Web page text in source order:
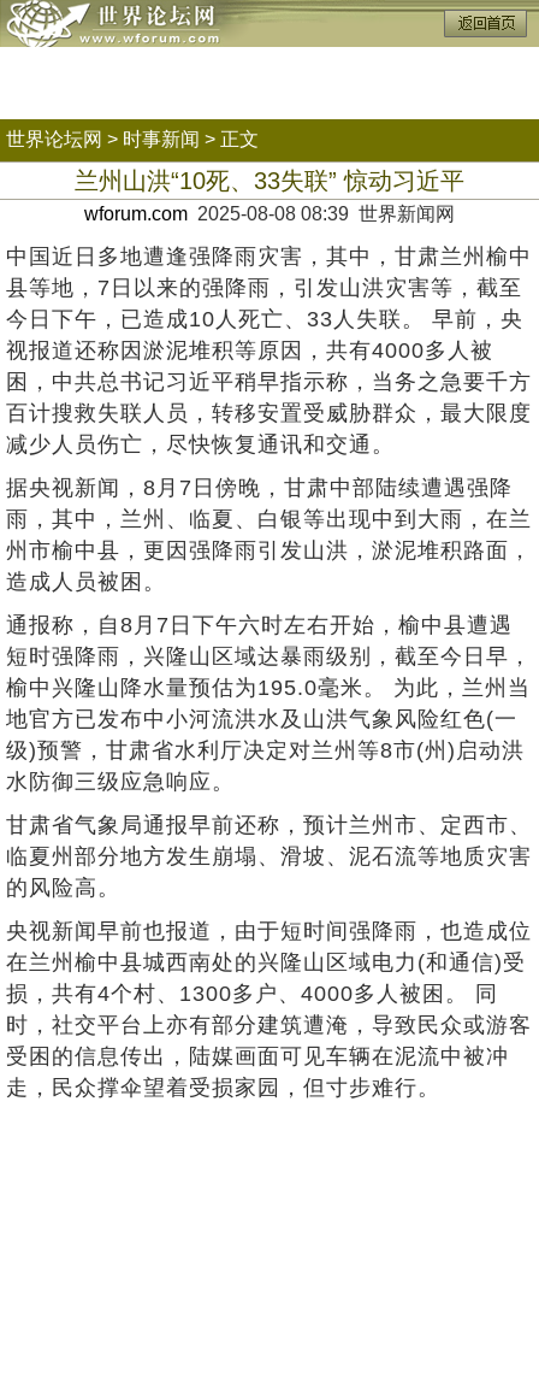
世界论坛网 > 时事新闻 > 正文
兰州山洪“10死、33失联” 惊动习近平
wforum.com 2025-08-08 08:39 世界新闻网
中国近日多地遭逢强降雨灾害，其中，甘肃兰州榆中
县等地，7日以来的强降雨，引发山洪灾害等，截至
今日下午，已造成10人死亡、33人失联。 早前，央
视报道还称因淤泥堆积等原因，共有4000多人被
困，中共总书记习近平稍早指示称，当务之急要千方
百计搜救失联人员，转移安置受威胁群众，最大限度
减少人员伤亡，尽快恢复通讯和交通。
据央视新闻，8月7日傍晚，甘肃中部陆续遭遇强降
雨，其中，兰州、临夏、白银等出现中到大雨，在兰
州市榆中县，更因强降雨引发山洪，淤泥堆积路面，
造成人员被困。
通报称，自8月7日下午六时左右开始，榆中县遭遇
短时强降雨，兴隆山区域达暴雨级别，截至今日早，
榆中兴隆山降水量预估为195.0毫米。 为此，兰州当
地官方已发布中小河流洪水及山洪气象风险红色(一
级)预警，甘肃省水利厅决定对兰州等8市(州)启动洪
水防御三级应急响应。
甘肃省气象局通报早前还称，预计兰州市、定西市、
临夏州部分地方发生崩塌、滑坡、泥石流等地质灾害
的风险高。
央视新闻早前也报道，由于短时间强降雨，也造成位
在兰州榆中县城西南处的兴隆山区域电力(和通信)受
损，共有4个村、1300多户、4000多人被困。 同
时，社交平台上亦有部分建筑遭淹，导致民众或游客
受困的信息传出，陆媒画面可见车辆在泥流中被冲
走，民众撑伞望着受损家园，但寸步难行。